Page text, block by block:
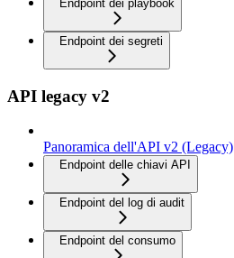
Endpoint dei playbook
Endpoint dei segreti
API legacy v2
Panoramica dell'API v2 (Legacy)
Endpoint delle chiavi API
Endpoint del log di audit
Endpoint del consumo